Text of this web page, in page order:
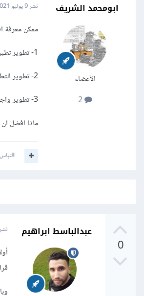
ابومحمد الشريف
الأعضاء
2
نشر9 يوليو 2021
ممكن معرفة
1- تطوير تطبيقات الويب باستخدام لغة PHP
2- تطوير التطبيقات باستخدام لغة JavaScript
3- تطوير واجهات المستخدم
ماذا افضل
اقتباس
0
عبدالباسط ابراهيم